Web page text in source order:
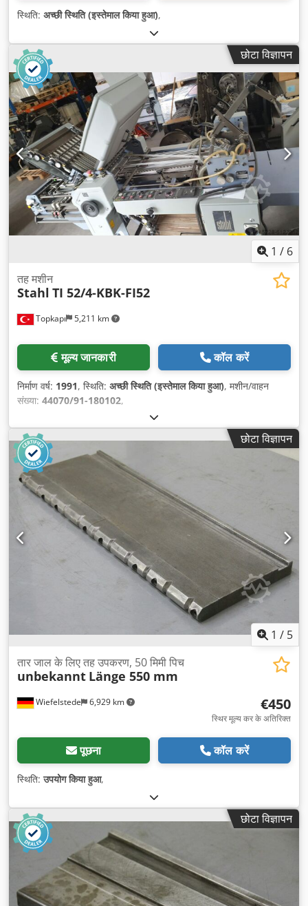
स्थिति: अच्छी स्थिति (इस्तेमाल किया हुआ),
छोटा विज्ञापन
1 / 6
Topkapı 5,211 km
तह मशीन
Stahl TI 52/4-KBK-FI52
मूल्य जानकारी कॉल करें
निर्माण वर्ष: 1991, स्थिति: अच्छी स्थिति (इस्तेमाल किया हुआ), मशीन/वाहन
संख्या: 44070/91-180102,
छोटा विज्ञापन
1 / 5
Wiefelstede 6,929 km
तार जाल के लिए तह उपकरण, 50 मिमी पिच
unbekannt Länge 550 mm
€450
स्थिर मूल्य कर के अतिरिक्त
पूछना कॉल करें
स्थिति:उपयोग किया हुआ,
छोटा विज्ञापन